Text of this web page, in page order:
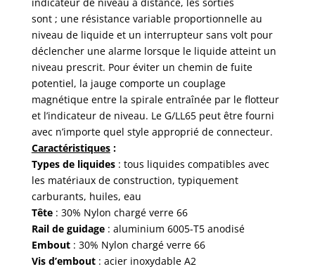
indicateur de niveau à distance, les sorties
sont ; une résistance variable proportionnelle au
niveau de liquide et un interrupteur sans volt pour
déclencher une alarme lorsque le liquide atteint un
niveau prescrit. Pour éviter un chemin de fuite
potentiel, la jauge comporte un couplage
magnétique entre la spirale entraînée par le flotteur
et l’indicateur de niveau. Le G/LL65 peut être fourni
avec n’importe quel style approprié de connecteur.
Caractéristiques:
Types de liquides : tous liquides compatibles avec
les matériaux de construction, typiquement
carburants, huiles, eau
Tête : 30% Nylon chargé verre 66
Rail de guidage: aluminium 6005-T5 anodisé
Embout: 30% Nylon chargé verre 66
Vis d’embout: acier inoxydable A2